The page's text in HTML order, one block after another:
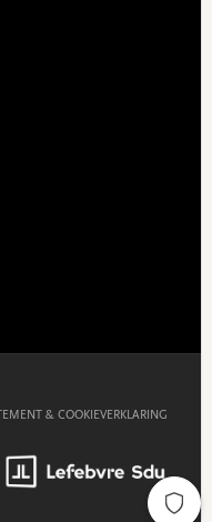
& COOKIEVERKLARING